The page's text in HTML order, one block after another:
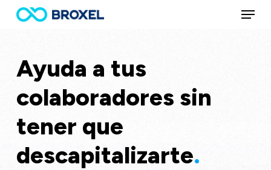
Skip
content
Menu
Ayuda a tus
colaboradores sin
tener que
descapitalizarte.